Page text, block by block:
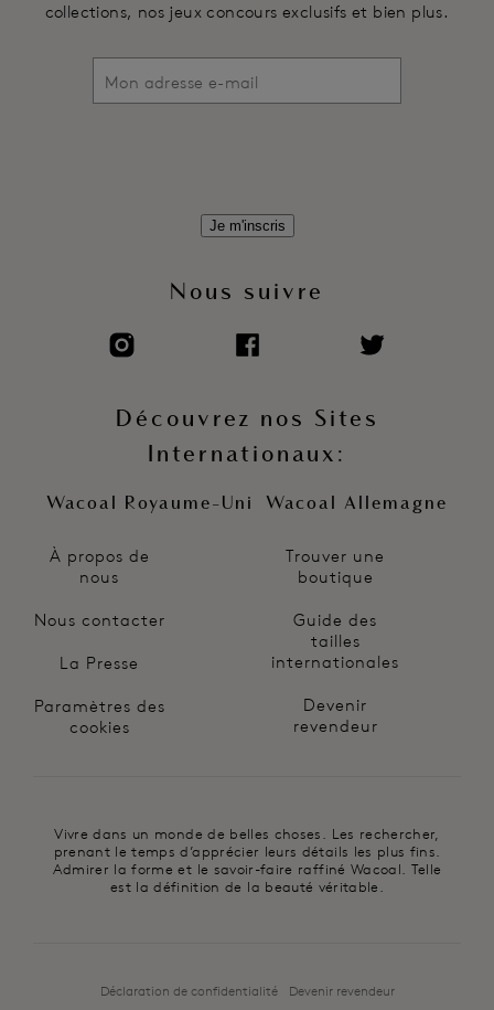
À propos de
nous
Nous contacter
La Presse
Paramètres des
cookies
collections, nos jeux concours exclusifs et bien plus.
Je m'inscris
Nous suivre
Découvrez nos Sites
Internationaux:
Wacoal Royaume-Uni Wacoal Allemagne
Trouver une
boutique
Guide des
tailles
internationales
Devenir
revendeur
Vivre dans un monde de belles choses. Les rechercher,
prenant le temps d’apprécier leurs détails les plus fins.
Admirer la forme et le savoir-faire raffiné Wacoal. Telle
est la définition de la beauté véritable.
Déclaration de confidentialité Devenir revendeur